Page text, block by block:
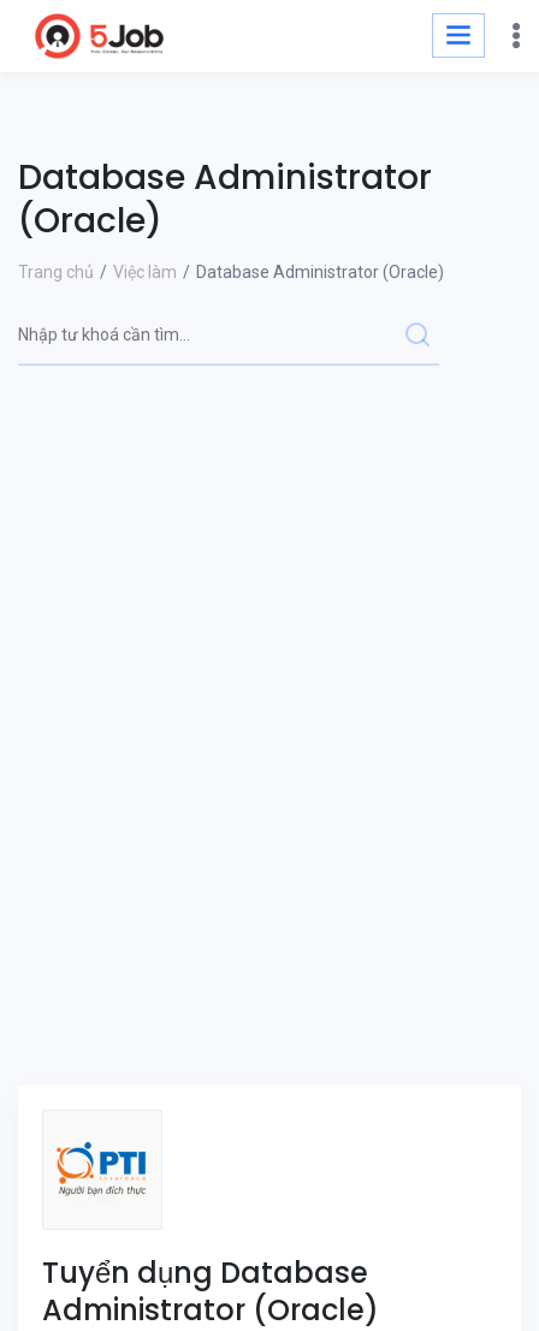
Database Administrator
(Oracle)
Trang chủ Việc làm Database Administrator (Oracle)
Tuyển dụng Database
Administrator (Oracle)